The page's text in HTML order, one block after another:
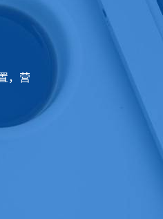
，营